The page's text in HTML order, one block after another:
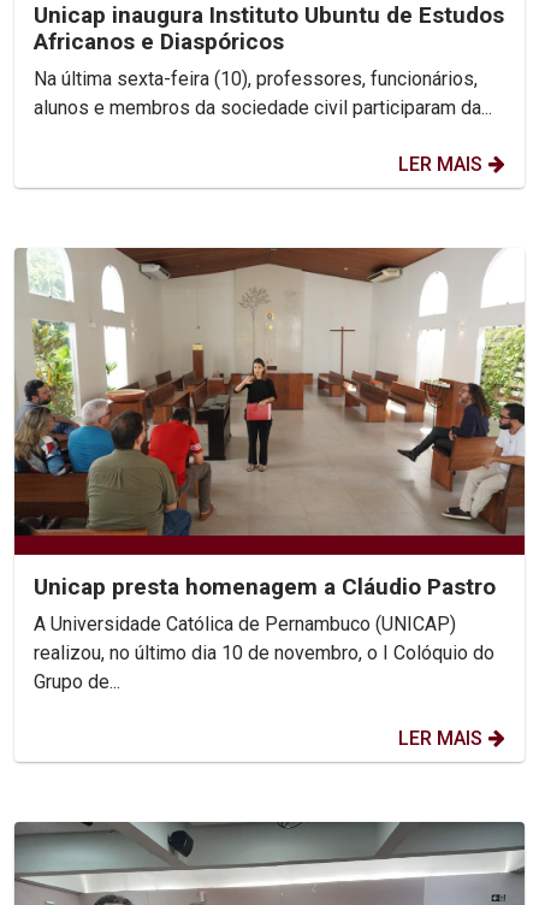
Unicap inaugura Instituto Ubuntu de Estudos
Africanos e Diaspóricos
Na última sexta-feira (10), professores, funcionários,
alunos e membros da sociedade civil participaram da...
LER MAIS
Unicap presta homenagem a Cláudio Pastro
A Universidade Católica de Pernambuco (UNICAP)
realizou, no último dia 10 de novembro, o I Colóquio do
Grupo de...
LER MAIS